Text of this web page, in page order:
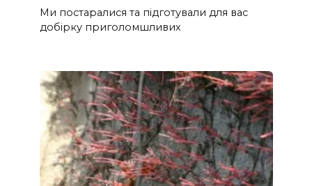
Ми постаралися та підготували для вас
добірку приголомшливих